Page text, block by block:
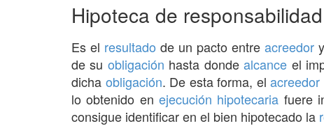
Hipoteca de
Es el resultado de un pacto entre acreedor y
de su obligación hasta dondealcance el
dicha obligación. De esta forma, el
lo obtenido enejecución hipotecaria fuere
consigue identificar en el bien hipotecado la